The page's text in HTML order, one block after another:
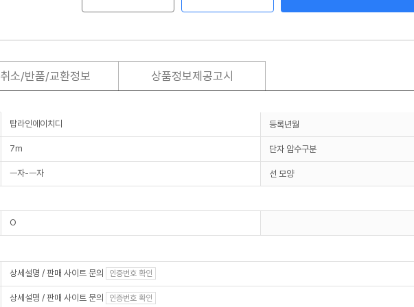
취소/반품/교환정보 상품정보제공고시
탑라인에이치디 등록년월
7m 단자 암수구분
ㅡ자-ㅡ자 선 모양
O
상세설명 / 판매 사이트 문의 인증번호 확인
상세설명 / 판매 사이트 문의 인증번호 확인